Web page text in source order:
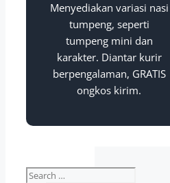
Menyediakan variasi nasi
tumpeng, seperti
tumpeng mini dan
karakter. Diantar kurir
berpengalaman, GRATIS
ongkos kirim.